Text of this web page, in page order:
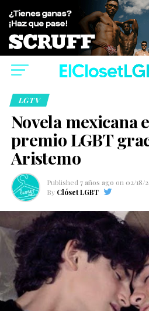
LGTV
Novela mexicana
premio LGBT
Aristemo
Published 7 años ago on 02/18/
By Clóset LGBT